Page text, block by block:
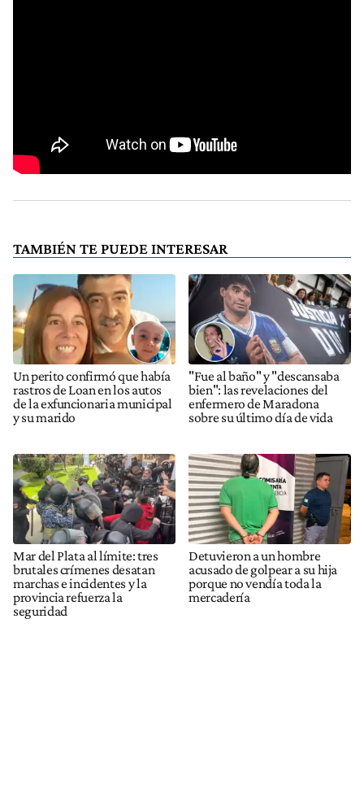
TAMBIÉN TE PUEDE INTERESAR
Un perito confirmó que había
rastros de Loan en los autos
de la exfuncionaria municipal
y su marido
"Fue al baño" y "descansaba
bien": las revelaciones del
enfermero de Maradona
sobre su último día de vida
Mar del Plata al límite: tres
brutales crímenes desatan
marchas e incidentes y la
provincia refuerza la
seguridad
Detuvieron a un hombre
acusado de golpear a su hija
porque no vendía toda la
mercadería